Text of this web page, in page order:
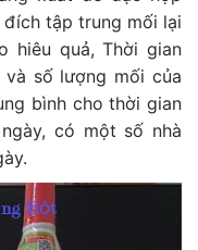
tập trung mối lại
hiêu quả, Thời gian
số lượng mối của
bình cho thời gian
có một số nhà